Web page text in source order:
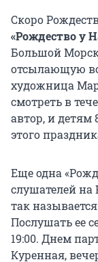
Скоро
«Рождество у
Большой
отсылающую во
художница
смотреть в
автор, и детям
этого
Еще одна
слушателей на
так называется
Послушать ее
19:00. Днем
Куренная,